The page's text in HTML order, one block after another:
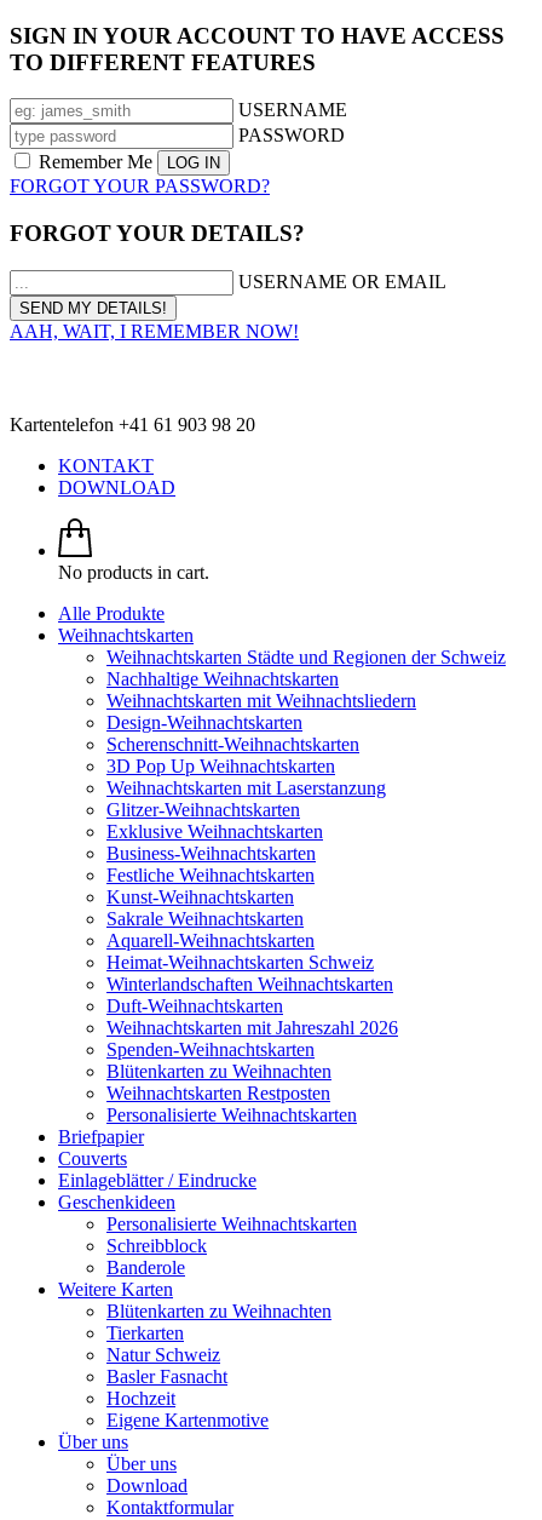
SIGN IN YOUR ACCOUNT TO HAVE ACCESS
TO DIFFERENT FEATURES
USERNAME
PASSWORD
Remember Me
FORGOT YOUR PASSWORD?
FORGOT YOUR DETAILS?
USERNAME OR EMAIL
AAH, WAIT, I REMEMBER NOW!
Kartentelefon +41 61 903 98 20
KONTAKT
DOWNLOAD
No products in cart.
Alle Produkte
Weihnachtskarten
Weihnachtskarten Städte und Regionen der Schweiz
Nachhaltige Weihnachtskarten
Weihnachtskarten mit Weihnachtsliedern
Design-Weihnachtskarten
Scherenschnitt-Weihnachtskarten
3D Pop Up Weihnachtskarten
Weihnachtskarten mit Laserstanzung
Glitzer-Weihnachtskarten
Exklusive Weihnachtskarten
Business-Weihnachtskarten
Festliche Weihnachtskarten
Kunst-Weihnachtskarten
Sakrale Weihnachtskarten
Aquarell-Weihnachtskarten
Heimat-Weihnachtskarten Schweiz
Winterlandschaften Weihnachtskarten
Duft-Weihnachtskarten
Weihnachtskarten mit Jahreszahl 2026
Spenden-Weihnachtskarten
Blütenkarten zu Weihnachten
Weihnachtskarten Restposten
Personalisierte Weihnachtskarten
Briefpapier
Couverts
Einlageblätter / Eindrucke
Geschenkideen
Personalisierte Weihnachtskarten
Schreibblock
Banderole
Weitere Karten
Blütenkarten zu Weihnachten
Tierkarten
Natur Schweiz
Basler Fasnacht
Hochzeit
Eigene Kartenmotive
Über uns
Über uns
Download
Kontaktformular